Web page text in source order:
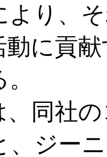
より、
動に貢
同社
、ジー